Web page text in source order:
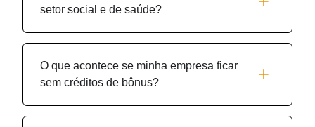
setor social e de saúde?
O que acontece se minha empresa ficar
sem créditos de bônus?